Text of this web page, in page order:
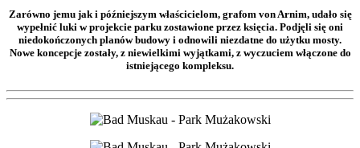
Zarówno jemu jak i późniejszym właścicielom, grafom von Arnim, udało się
wypełnić luki w projekcie parku zostawione przez księcia. Podjęli się oni
niedokończonych planów budowy i odnowili niezdatne do użytku mosty.
Nowe koncepcje zostały, z niewielkimi wyjątkami, z wyczuciem włączone do
istniejącego kompleksu.